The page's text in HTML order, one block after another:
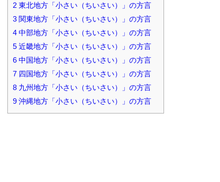
2 東北地方「小さい（ちいさい）」の方言
3 関東地方「小さい（ちいさい）」の方言
4 中部地方「小さい（ちいさい）」の方言
5 近畿地方「小さい（ちいさい）」の方言
6 中国地方「小さい（ちいさい）」の方言
7 四国地方「小さい（ちいさい）」の方言
8 九州地方「小さい（ちいさい）」の方言
9 沖縄地方「小さい（ちいさい）」の方言